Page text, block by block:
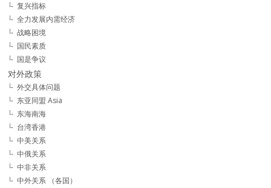
复兴指标
全力发展内需经济
战略困境
国民素质
国是争议
对外政策
外交具体问题
东亚同盟 Asia
东海南海
台湾香港
中美关系
中俄关系
中非关系
中外关系 （各国）